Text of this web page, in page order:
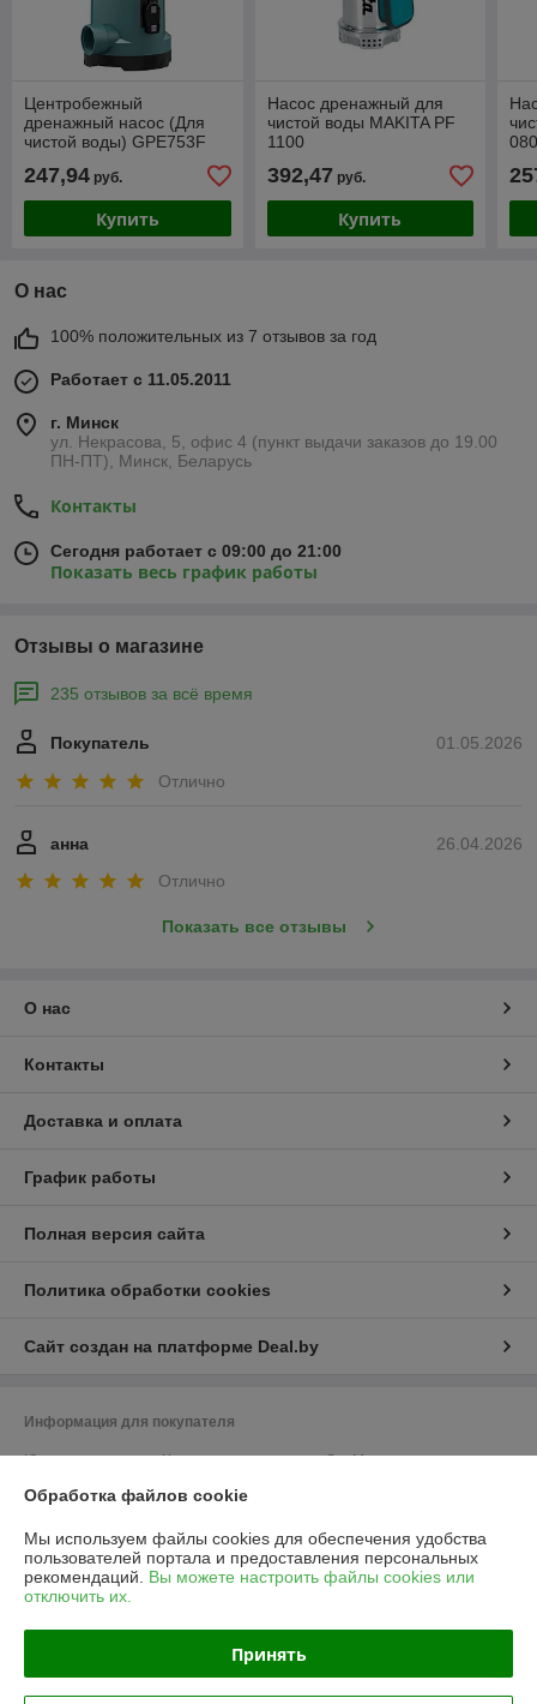
Центробежный
дренажный насос (Для
чистой воды) GPE753F
247,94 руб.
Купить
Насос дренажный для
чистой воды MAKITA PF
1100
392,47 руб.
Купить
О нас
100% положительных из 7 отзывов за год
Работает с 11.05.2011
г. Минск
ул. Некрасова, 5, офис 4 (пункт выдачи заказов до 19.00
ПН-ПТ), Минск, Беларусь
Контакты
Сегодня работает с 09:00 до 21:00
Показать весь график работы
Отзывы о магазине
235 отзывов за всё время
01.05.2026
Покупатель
Отлично
26.04.2026
анна
Отлично
Показать все отзывы
О нас
Контакты
Доставка и оплата
График работы
Полная версия сайта
Политика обработки cookies
Сайт создан на платформе Deal.by
Информация для покупателя
Юридическое лицо:Частное предприятие «ЭльМор»
УНП: 191274425
Регистрационный орган: Мингорисполком
Дата регистрации компании: 26.02.2010
Ссылка на свидетельство/лицензию
Обработка файлов cookie
Мы используем файлы cookies для обеспечения удобства
пользователей портала и предоставления персональных
рекомендаций. Вы можете настроить файлы cookies или
отключить их.
Принять